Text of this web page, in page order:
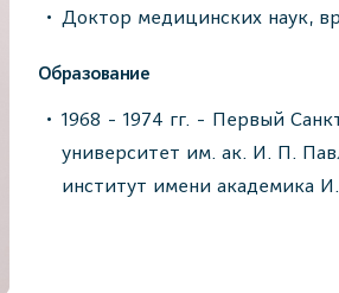
Доктор медицинских наук,
Образование
1968 - 1974 гг. - Первый
университет им. ак. И. П.
институт имени академика